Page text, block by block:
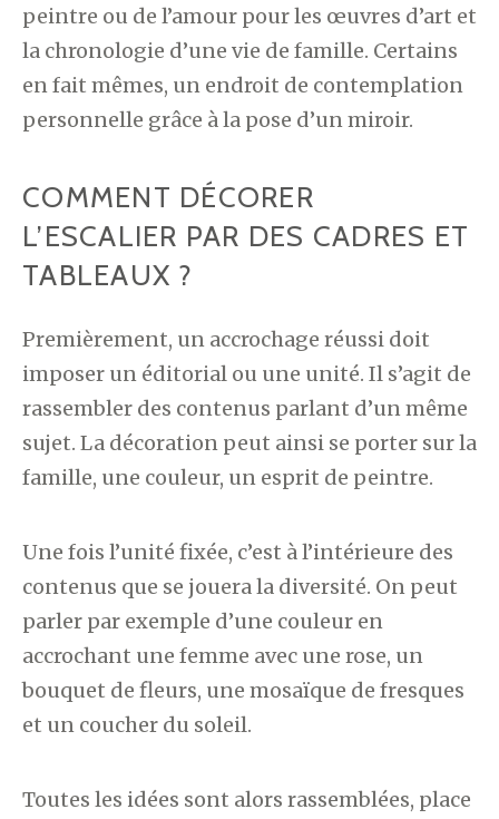
peintre ou de l’amour pour les œuvres d’art et
la chronologie d’une vie de famille. Certains
en fait mêmes, un endroit de contemplation
personnelle grâce à la pose d’un miroir.
COMMENT DÉCORER
L’ESCALIER PAR DES CADRES ET
TABLEAUX ?
Premièrement, un accrochage réussi doit
imposer un éditorial ou une unité. Il s’agit de
rassembler des contenus parlant d’un même
sujet. La décoration peut ainsi se porter sur la
famille, une couleur, un esprit de peintre.
Une fois l’unité fixée, c’est à l’intérieure des
contenus que se jouera la diversité. On peut
parler par exemple d’une couleur en
accrochant une femme avec une rose, un
bouquet de fleurs, une mosaïque de fresques
et un coucher du soleil.
Toutes les idées sont alors rassemblées, place